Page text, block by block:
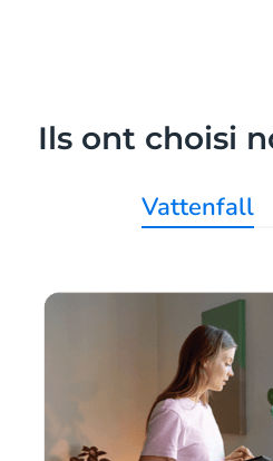
Ils ont choisi
Vattenfall